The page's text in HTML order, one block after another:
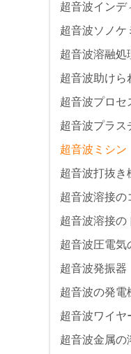
超音波インデ
超音波ソノケ
超音波溶融処
超音波助けら
超音波プロセ
超音波プラス
超音波ミシン
超音波打抜き
超音波溶接の
超音波溶接の
超音波圧電気
超音波発振器
超音波の発電
超音波ワイヤ
超音波金属の